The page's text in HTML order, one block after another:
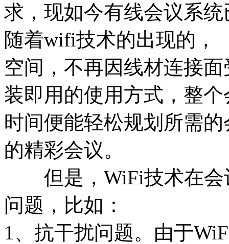
求，现如今有线会议系
随着wifi技术的出现的
空间，不再因线材连接
装即用的使用方式，整
时间便能轻松规划所需
的精彩会议。
但是，WiFi技术在会
问题，比如：
1、抗干扰问题。由于